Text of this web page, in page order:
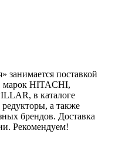
поставкой
марок HITACHI,
в каталоге
а также
брендов. Доставка
Рекомендуем!